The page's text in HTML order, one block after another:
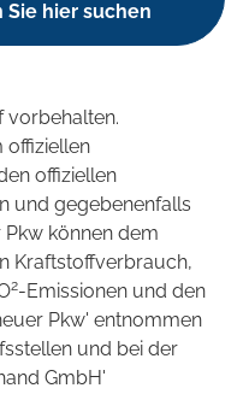
Sie hier suchen
vorbehalten.
offiziellen
offiziellen
und gegebenenfalls
können dem
Kraftstoffverbrauch,
2-Emissionen und den
Pkw' entnommen
und bei der
GmbH'